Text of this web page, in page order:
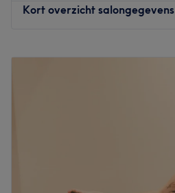
Kort overzicht salongegevens